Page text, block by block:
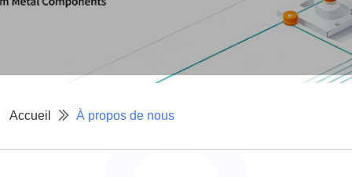
Accueil À propos de nous